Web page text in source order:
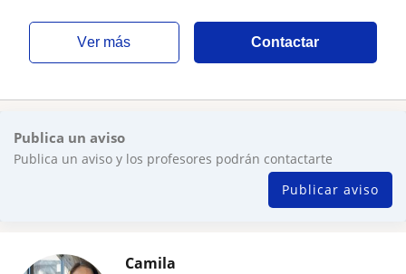
ver más Contactar
Publica un aviso
Publica un aviso y los profesores podrán contactarte
Publicar aviso
Camila